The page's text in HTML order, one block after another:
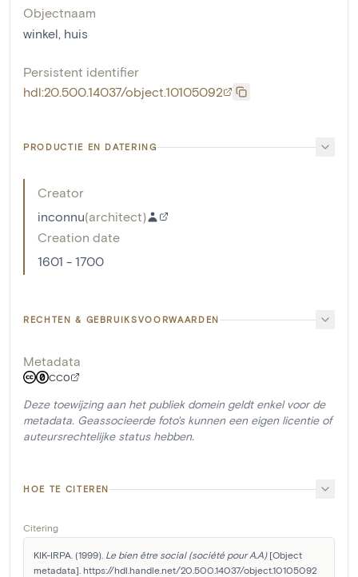
Objectnaam
winkel, huis
Persistent identifier
hdl:20.500.14037/object.10105092
PRODUCTIE EN DATERING
Creator
inconnu(architect)
Creation date
1601 - 1700
RECHTEN & GEBRUIKSVOORWAARDEN
Metadata
CC0
Deze toewijzing aan het publiek domein geldt enkel voor de
metadata. Geassocieerde foto's kunnen een eigen licentie of
auteursrechtelijke status hebben.
HOE TE CITEREN
Citering
KIK-IRPA. (1999). Le bien être social (société pour A.A) [Object
metadata]. https://hdl.handle.net/20.500.14037/object.10105092